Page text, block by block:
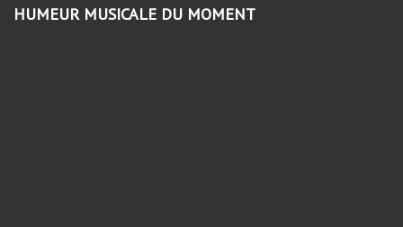
HUMEUR MUSICALE DU MOMENT